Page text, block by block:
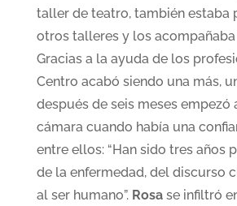
taller de teatro, también estaba
otros talleres y los acompañaba
Gracias a la ayuda de los
Centro acabó siendo una más,
después de seis meses empezó
cámara cuando había una
entre ellos: “Han sido tres años
de la enfermedad, del discurso
al ser humano”. Rosase infiltró